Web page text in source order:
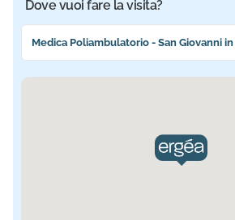
Dove vuoi fare la visita?
Seleziona la sede più vicina a te
Medica Poliambulatorio - San Giovanni